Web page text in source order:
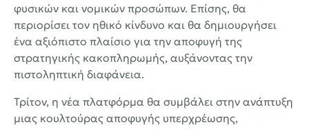
φυσικών και νομικών προσώπων. Επίσης, θα
περιορίσει τον ηθικό κίνδυνο και θα δημιουργήσει
ένα αξιόπιστο πλαίσιο για την αποφυγή της
στρατηγικής κακοπληρωμής, αυξάνοντας την
πιστοληπτική διαφάνεια.
Τρίτον, η νέα πλατφόρμα θα συμβάλει στην ανάπτυξη
μιας κουλτούρας αποφυγής υπερχρέωσης,